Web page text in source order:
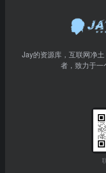
Jay的资源库，互联网净
者，致力于一